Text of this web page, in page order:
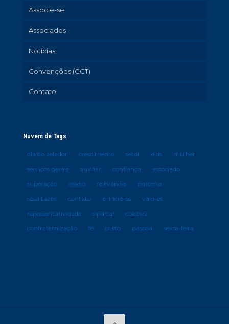
Associe-se
Associados
Notícias
Convenções (CCT)
Contato
Nuvem de Tags
dia do zelador crescimento setor elas
mulher
serviços gerais
auxiliar confiança
associado
superação
asseio relevância
parceria
resultados
contato princípios
valores
representatividade
sindical
coletiva
confraternização
fé cristo páscoa sexta-feira